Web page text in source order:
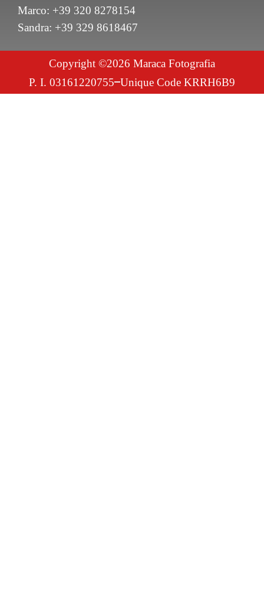
Marco: +39 320 8278154
Sandra: +39 329 8618467
Copyright ©2026 Maraca Fotografia
P. I. 03161220755 Unique Code KRRH6B9